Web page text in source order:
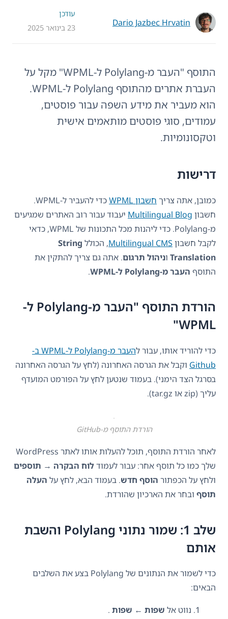
Dario Jazbec Hrvatin
עודכן
23 בינואר 2025
התוסף "העבר מ-Polylang ל-WPML" מקל על
העברת אתרים מהתוסף Polylang ל-WPML.
הוא מעביר את מידע השפה עבור פוסטים,
עמודים, סוגי פוסטים מותאמים אישית
וטקסונומיות.
דרישות
כמובן, אתה צריך חשבון WPML
כדי להעביר ל-WPML.
חשבון Multilingual Blog יעבוד עבור רוב האתרים שמגיעים
מ-Polylang. כדי ליהנות מכל התכונות של WPML, כדאי
לקבל חשבוןMultilingual CMS, הכולל String
Translation וניהול תרגום. אתה גם צריך להתקין את
התוסף העבר מ-Polylang ל-WPML .
הורדת התוסף "העבר מ-Polylang ל-
WPML"
כדי להוריד אותו, עבור ל
העבר מ-Polylang ל-WPML ב-
Github וקבל את הגרסה האחרונה (לחץ על הגרסה האחרונה
בסרגל הצד הימני). בעמוד שנטען לחץ על הפורמט המועדף
עליך (zip או tar.gz).
הורדת התוסף מ-GitHub
לאחר הורדת התוסף, תוכל להעלות אותו לאתר WordPress
שלך כמו כל תוסף אחר: עבור לעמודלוח הבקרה → תוספים
ולחץ על הכפתור הוסף חדש. בעמוד הבא, לחץ על העלה
תוסף ובחר את הארכיון שהורדת.
שלב 1: שמור נתוני Polylang והשבת
אותם
כדי לשמור את הנתונים של Polylang בצע את השלבים
הבאים:
נווט אל שפות ← שפות .